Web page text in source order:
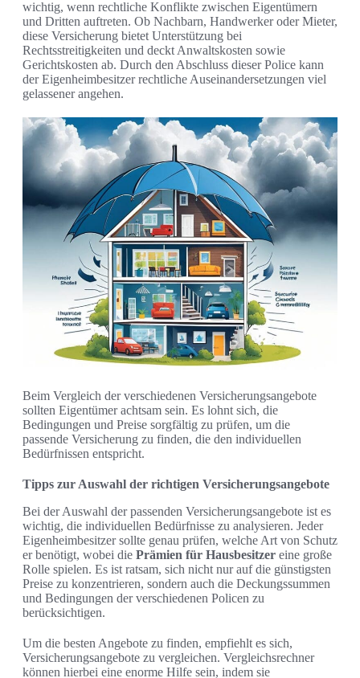
wichtig, wenn rechtliche Konflikte zwischen Eigentümern
und Dritten auftreten. Ob Nachbarn, Handwerker oder Mieter,
diese Versicherung bietet Unterstützung bei
Rechtsstreitigkeiten und deckt Anwaltskosten sowie
Gerichtskosten ab. Durch den Abschluss dieser Police kann
der Eigenheimbesitzer rechtliche Auseinandersetzungen viel
gelassener angehen.
Beim Vergleich der verschiedenen Versicherungsangebote
sollten Eigentümer achtsam sein. Es lohnt sich, die
Bedingungen und Preise sorgfältig zu prüfen, um die
passende Versicherung zu finden, die den individuellen
Bedürfnissen entspricht.
Tipps zur Auswahl der richtigen Versicherungsangebote
Bei der Auswahl der passenden Versicherungsangebote ist es
wichtig, die individuellen Bedürfnisse zu analysieren. Jeder
Eigenheimbesitzer sollte genau prüfen, welche Art von Schutz
er benötigt, wobei die Prämien für Hausbesitzer eine große
Rolle spielen. Es ist ratsam, sich nicht nur auf die günstigsten
Preise zu konzentrieren, sondern auch die Deckungssummen
und Bedingungen der verschiedenen Policen zu
berücksichtigen.
Um die besten Angebote zu finden, empfiehlt es sich,
Versicherungsangebote zu vergleichen. Vergleichsrechner
können hierbei eine enorme Hilfe sein, indem sie